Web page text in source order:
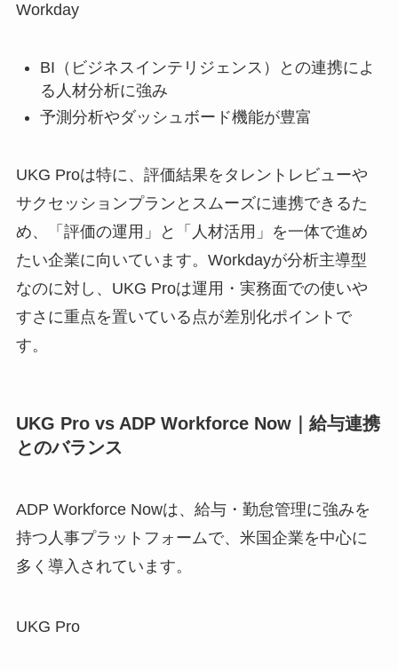
Workday
BI（ビジネスインテリジェンス）との連携によ
る人材分析に強み
予測分析やダッシュボード機能が豊富
UKG Proは特に、評価結果をタレントレビューや
サクセッションプランとスムーズに連携できるた
め、「評価の運用」と「人材活用」を一体で進め
たい企業に向いています。Workdayが分析主導型
なのに対し、UKG Proは運用・実務面での使いや
すさに重点を置いている点が差別化ポイントで
す。
UKG Pro vs ADP Workforce Now｜給与連携
とのバランス
ADP Workforce Nowは、給与・勤怠管理に強みを
持つ人事プラットフォームで、米国企業を中心に
多く導入されています。
UKG Pro